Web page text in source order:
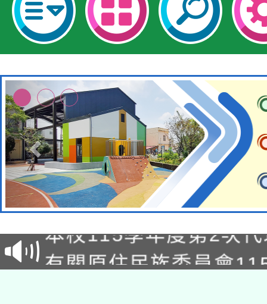
本校115學年度第1次
第3次招考甄選結果公
次招考甄選結果公告(
有關原住民族委員會